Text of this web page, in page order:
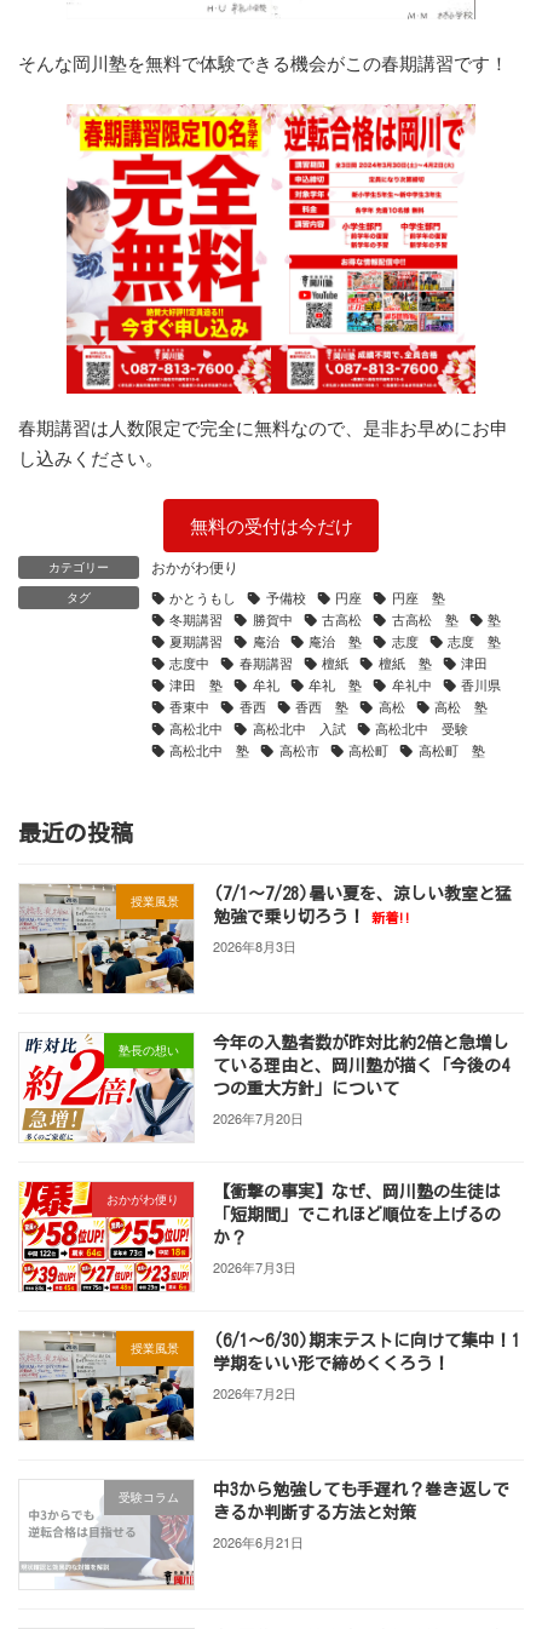
そんな岡川塾を無料で体験できる機会がこの春期講習です！
春期講習は人数限定で完全に無料なので、是非お早めにお申
し込みください。
無料の受付は今だけ
カテゴリー おかがわ便り
タグ かとうもし 予備校 円座
円座 塾
冬期講習
勝賀中 古高松 古高松 塾
塾
夏期講習
庵治 庵治 塾 志度
志度 塾
志度中
春期講習 檀紙 檀紙 塾
津田
津田 塾
牟礼 牟礼 塾 牟礼中
香川県
香東中
香西 香西 塾 高松
高松 塾
高松北中
高松北中 入試
高松北中 受験
高松北中 塾
高松市 高松町 高松町 塾
最近の投稿
授業風景
(7/1～7/28)暑い夏を、涼しい教室と猛
勉強で乗り切ろう！
新着!!
2026年8月3日
塾長の想い
今年の入塾者数が昨対比約2倍と急増し
ている理由と、岡川塾が描く「今後の4
つの重大方針」について
2026年7月20日
おかがわ便り
【衝撃の事実】なぜ、岡川塾の生徒は
「短期間」でこれほど順位を上げるの
か？
2026年7月3日
授業風景
(6/1～6/30)期末テストに向けて集中！1
学期をいい形で締めくくろう！
2026年7月2日
受験コラム
中3から勉強しても手遅れ？巻き返しで
きるか判断する方法と対策
2026年6月21日